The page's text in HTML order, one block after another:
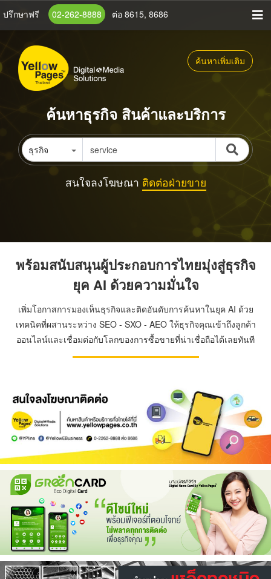
ข้าม
เนื้อหา
หลัก
ปรึกษาฟรี 02-262-8888 ต่อ 8615, 8686
ค้นหาเพิ่มเติม
ค้นหาธุรกิจ สินค้าและบริการ
ธุรกิจ
สนใจลงโฆษณา ติดต่อฝ่ายขาย
พร้อมสนับสนุนผู้ประกอบการไทยมุ่งสู่ธุรกิจ
ยุค AI ด้วยความมั่นใจ
เพิ่มโอกาสการมองเห็นธุรกิจและติดอันดับการค้นหาในยุค AI ด้วย
เทคนิคที่ผสานระหว่าง SEO - SXO - AEO ให้ธุรกิจคุณเข้าถึงลูกค้า
ออนไลน์และเชื่อมต่อกับโลกของการซื้อขายที่น่าเชื่อถือได้เลยทันที